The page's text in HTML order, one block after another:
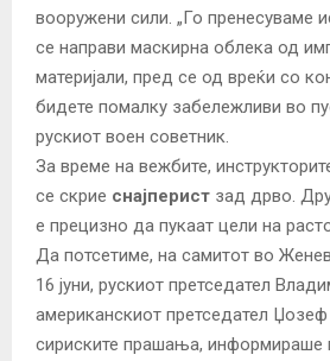
вооружени сили. „Го пренесуваме
се направи маскирна облека од
материјали, пред се од вреќи со
бидете помалку забележливи во
рускиот воен советник.
За време на вежбите,
се скрие снајперист зад дрво.
е прецизно да пукаат цели на
Да потсетиме, на самитот во
16 јуни, рускиот претседател
американскиот претседател
сириските прашања, информираше